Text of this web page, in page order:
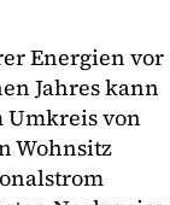
Energien vor
Jahres kann
Umkreis von
Wohnsitz